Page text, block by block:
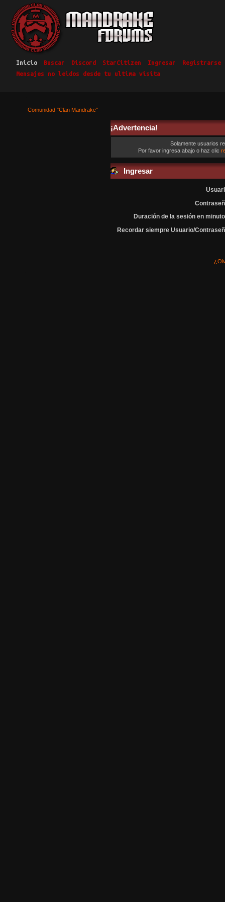
Inicio Buscar Discord StarCitizen Ingresar
Registrarse
Mensajes no leidos desde tu ultima visita
Comunidad "Clan Mandrake"
¡Advertencia!
Solamente usuarios
Por favor ingresa abajo o haz clic
Ingresar
Duración de la sesión en
Recordar siempre Usuario/